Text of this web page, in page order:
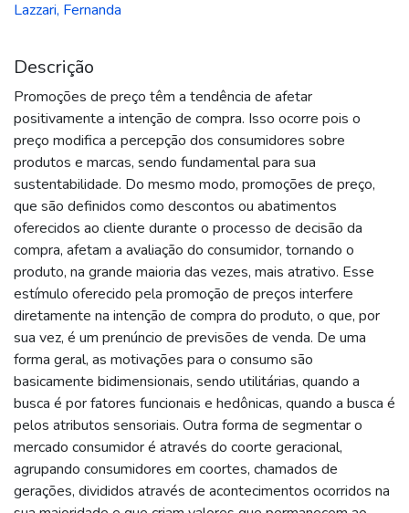
Lazzari, Fernanda
Descrição
Promoções de preço têm a tendência de afetar
positivamente a intenção de compra. Isso ocorre pois o
preço modifica a percepção dos consumidores sobre
produtos e marcas, sendo fundamental para sua
sustentabilidade. Do mesmo modo, promoções de preço,
que são definidos como descontos ou abatimentos
oferecidos ao cliente durante o processo de decisão da
compra, afetam a avaliação do consumidor, tornando o
produto, na grande maioria das vezes, mais atrativo. Esse
estímulo oferecido pela promoção de preços interfere
diretamente na intenção de compra do produto, o que, por
sua vez, é um prenúncio de previsões de venda. De uma
forma geral, as motivações para o consumo são
basicamente bidimensionais, sendo utilitárias, quando a
busca é por fatores funcionais e hedônicas, quando a busca é
pelos atributos sensoriais. Outra forma de segmentar o
mercado consumidor é através do coorte geracional,
agrupando consumidores em coortes, chamados de
gerações, divididos através de acontecimentos ocorridos na